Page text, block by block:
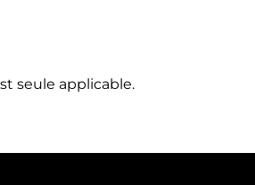
seule applicable.